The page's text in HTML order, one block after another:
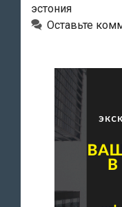
эстония
Оставьте